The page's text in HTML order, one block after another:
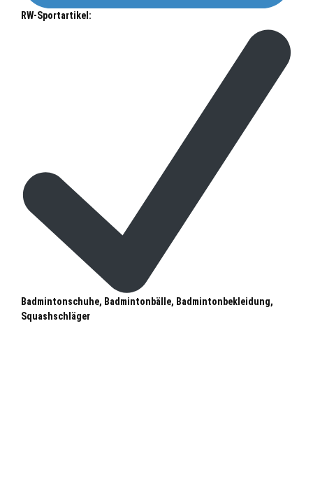
RW-Sportartikel:
Badmintonschuhe, Badmintonbälle, Badmintonbekleidung,
Squashschläger